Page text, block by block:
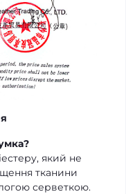
який не
тканини
серветкою.